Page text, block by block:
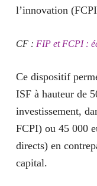
l’innovation
CF : FIP et FCPI :
Ce dispositif
ISF à hauteur de
investissement,
FCPI) ou 45 000
directs) en
capital.